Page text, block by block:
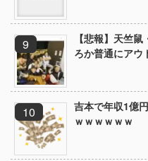
【悲報】天竺
ろか普通にア
吉本で年収1億
ｗｗｗｗｗｗ